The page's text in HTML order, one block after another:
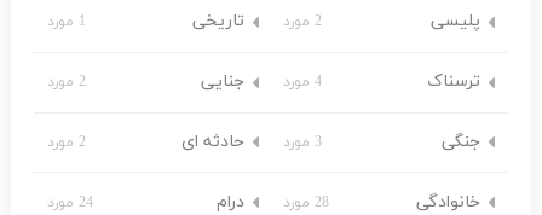
پلیسی 2 مورد تاریخی 1 مورد
ترسناک 4 مورد جنایی 2 مورد
جنگی 3 مورد حادثه ای 2 مورد
خانوادگی 28 مورد درام 24 مورد